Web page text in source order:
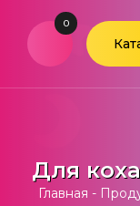
0
Для
Главная -